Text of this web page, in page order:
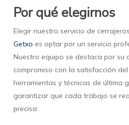
Por qué elegirnos
Elegir nuestro servicio de
Getxo es optar por un servicio
Nuestro equipo se destaca por su
compromiso con la satisfacción
herramientas y técnicas de última
garantizar que cada trabajo se
precisa.